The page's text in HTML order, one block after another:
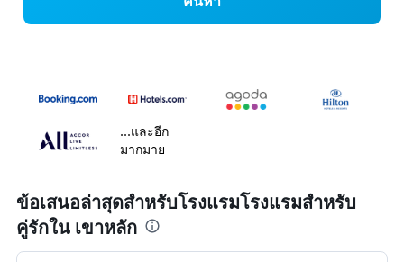
...และอีก
มากมาย
ข้อเสนอล่าสุดสำหรับโรงแรมโรงแรมสำหรับ
คู่รักใน เขาหลัก